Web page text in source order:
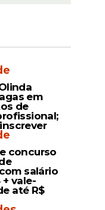
em
de
concurso
salário
+ vale-
até R$